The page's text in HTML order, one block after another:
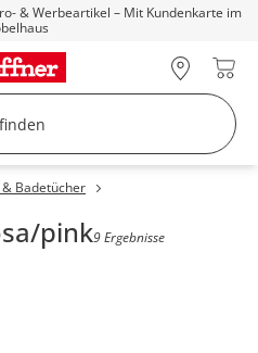
& Werbeartikel – Mit Kundenkarte im
Badetücher
pink9 Ergebnisse